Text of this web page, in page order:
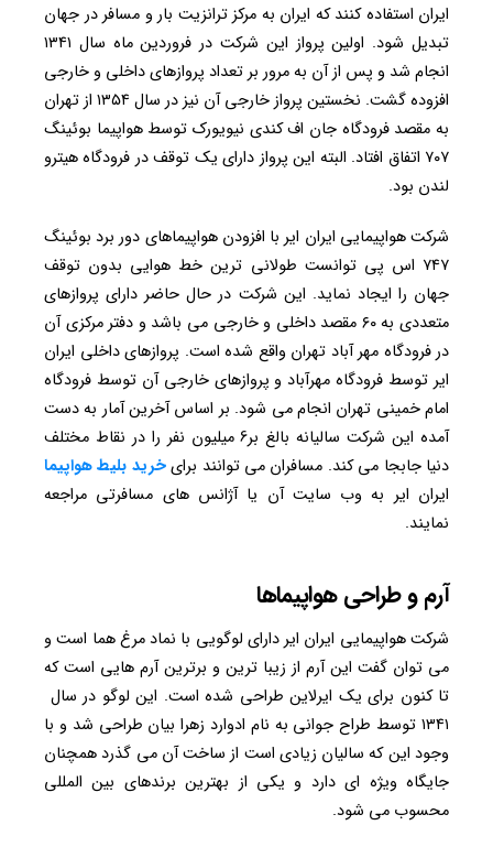
ایران استفاده کنند که ایران به مرکز ترانزیت بار و مسافر در جهان
تبدیل شود. اولین پرواز این شرکت در فروردین ماه سال ۱۳۴۱
انجام شد و پس از آن به مرور بر تعداد پروازهای داخلی و خارجی
افزوده گشت. نخستین پرواز خارجی آن نیز در سال ۱۳۵۴ از تهران
به مقصد فرودگاه جان اف کندی نیویورک توسط هواپیما بوئینگ
۷۰۷ اتفاق افتاد. البته این پرواز دارای یک توقف در فرودگاه هیترو
لندن بود.
شرکت هواپیمایی ایران ایر با افزودن هواپیماهای دور برد بوئینگ
۷۴۷ اس پی توانست طولانی ترین خط هوایی بدون توقف
جهان را ایجاد نماید. این شرکت در حال حاضر دارای پروازهای
متعددی به ۶۰ مقصد داخلی و خارجی می باشد و دفتر مرکزی آن
در فرودگاه مهر آباد تهران واقع شده است. پروازهای داخلی ایران
ایر توسط فرودگاه مهرآباد و پروازهای خارجی آن توسط فرودگاه
امام خمینی تهران انجام می شود. بر اساس آخرین آمار به دست
آمده این شرکت سالیانه بالغ بر6 میلیون نفر را در نقاط مختلف
دنیا جابجا می کند. مسافران می توانند برایخرید بلیطهواپیما
ایران ایر به وب سایت آن یا آژانس های مسافرتی مراجعه
نمایند.
آرم و طراحی هواپیماها
شرکت هواپیمایی ایران ایر دارای لوگویی با نماد مرغ هما است و
می توان گفت این آرم از زیبا ترین و برترین آرم هایی است که
تا کنون برای یک ایرلاین طراحی شده است. این لوگو در سال
۱۳۴۱ توسط طراح جوانی به نام ادوارد زهرا بیان طراحی شد و با
وجود این که سالیان زیادی است از ساخت آن می گذرد همچنان
جایگاه ویژه ای دارد و یکی از بهترین برندهای بین المللی
محسوب می شود.